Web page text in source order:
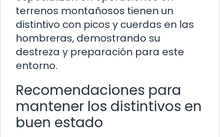
terrenos montañosos tienen un
distintivo con picos y cuerdas en las
hombreras, demostrando su
destreza y preparación para este
entorno.
Recomendaciones para
mantener los distintivos en
buen estado